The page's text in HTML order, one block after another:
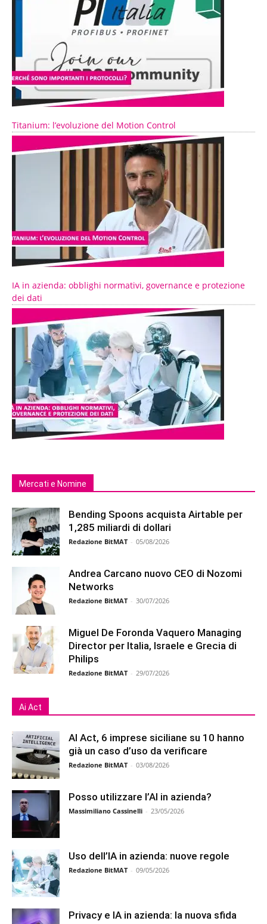
Titanium: l’evoluzione del Motion Control
IA in azienda: obblighi normativi, governance e protezione
dei dati
Mercati e Nomine
Bending Spoons acquista Airtable per
1,285 miliardi di dollari
Redazione BitMAT - 05/08/2026
Andrea Carcano nuovo CEO di Nozomi
Networks
Redazione BitMAT - 30/07/2026
Miguel De Foronda Vaquero Managing
Director per Italia, Israele e Grecia di
Philips
Redazione BitMAT - 29/07/2026
Ai Act
AI Act, 6 imprese siciliane su 10 hanno
già un caso d’uso da verificare
Redazione BitMAT - 03/08/2026
Posso utilizzare l’AI in azienda?
Massimiliano Cassinelli - 23/05/2026
Uso dell’IA in azienda: nuove regole
Redazione BitMAT - 09/05/2026
Privacy e IA in azienda: la nuova sfida